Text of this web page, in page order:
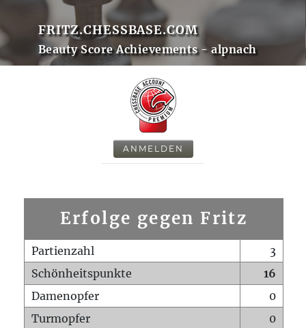
FRITZ.CHESSBASE.COM
Beauty Score Achievements - alpnach
ANMELDEN
Erfolge gegen Fritz
Partienzahl
3
Schönheitspunkte
16
Damenopfer
0
Turmopfer
0